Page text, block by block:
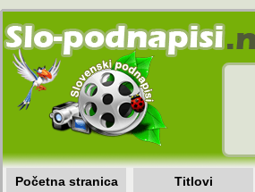
Početna stranica Titlovi